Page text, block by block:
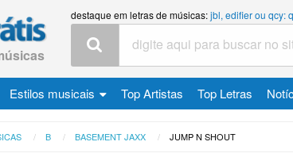
destaque em letras de músicas:jbl, edifier ou qcy:
Estilos musicais Top Artistas Top Letras
B BASEMENT JAXX JUMP N SHOUT